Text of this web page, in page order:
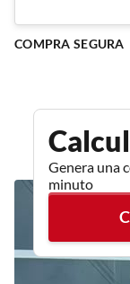
COMPRA SEGURA
Genera una
minuto